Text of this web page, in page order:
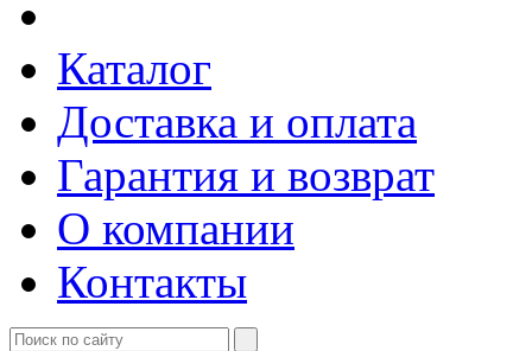
Каталог
Доставка и оплата
Гарантия и возврат
О компании
Контакты